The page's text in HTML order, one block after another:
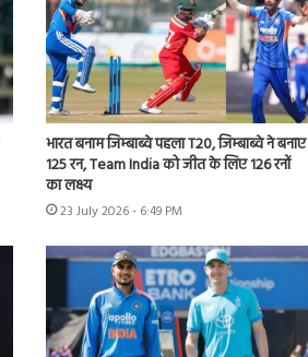
भारत बनाम जिम्बाब्वे पहला T20, जिम्बाब्वे ने बनाए
125 रन, Team India को जीत के लिए 126 रनों
का लक्ष्य
23 July 2026 - 6:49 PM